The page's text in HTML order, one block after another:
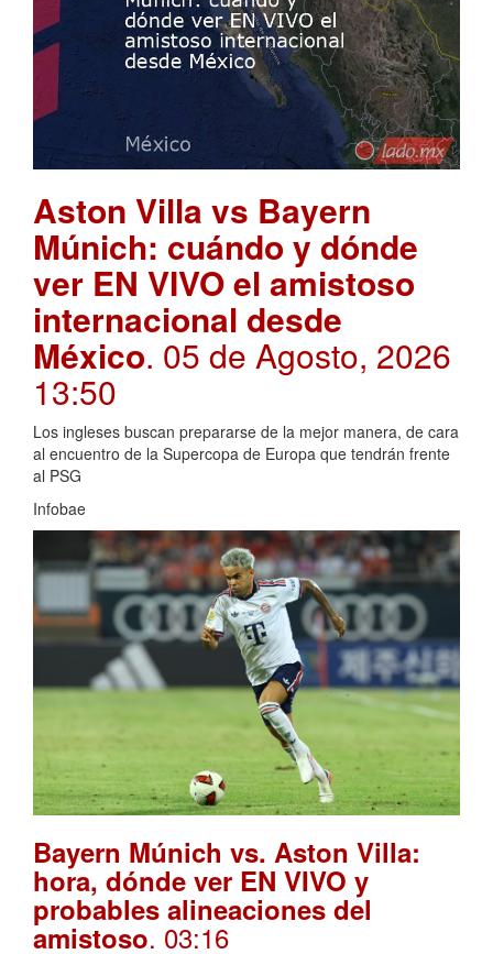
Aston Villa vs Bayern
Múnich: cuándo y dónde
ver EN VIVO el amistoso
internacional desde
México. 05 de Agosto, 2026
13:50
Los ingleses buscan prepararse de la mejor manera, de cara
al encuentro de la Supercopa de Europa que tendrán frente
al PSG
Infobae
Bayern Múnich vs. Aston Villa:
hora, dónde ver EN VIVO y
probables alineaciones del
amistoso. 03:16